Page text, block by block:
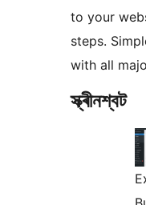
to your
steps.
with all
স্ক্ৰীনশ্বট